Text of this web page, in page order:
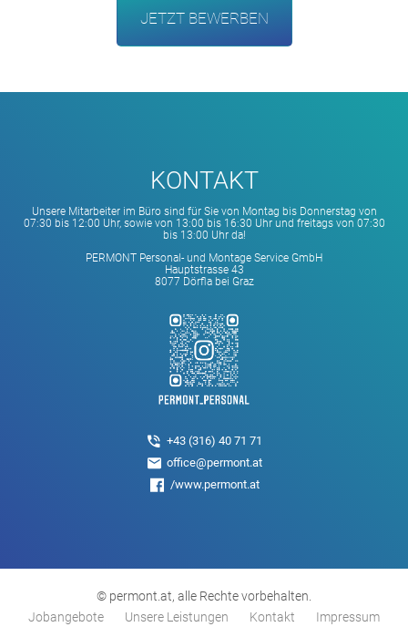
JETZT BEWERBEN
KONTAKT
Unsere Mitarbeiter im Büro sind für Sie von Montag bis Donnerstag von
07:30 bis 12:00 Uhr, sowie von 13:00 bis 16:30 Uhr und freitags von 07:30
bis 13:00 Uhr da!
PERMONT Personal- und Montage Service GmbH
Hauptstrasse 43
8077 Dörfla bei Graz
+43 (316) 40 71 71
office@permont.at
/www.permont.at
© permont.at, alle Rechte vorbehalten.
Jobangebote
Unsere Leistungen Kontakt Impressum